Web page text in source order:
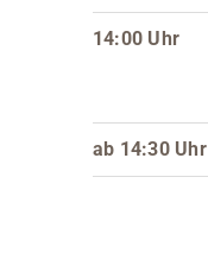
14:00 Uhr
ab 14:30 Uhr